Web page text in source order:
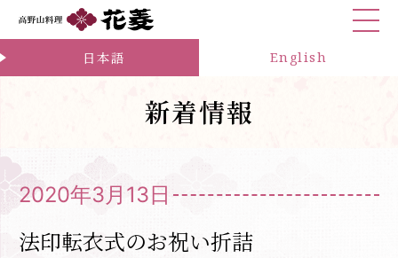
English
日本語
お問合せ
新着情報
2020年3月13日
法印転衣式のお祝い折詰